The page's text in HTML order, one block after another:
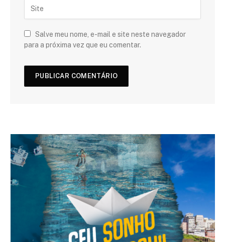
Salve meu nome, e-mail e site neste navegador
para a próxima vez que eu comentar.